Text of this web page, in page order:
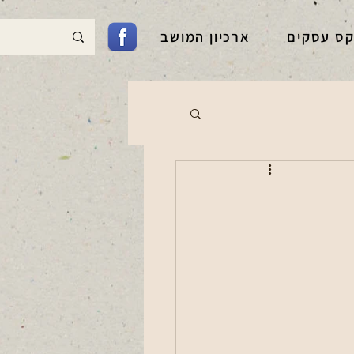
עסקים ארכיון המושב